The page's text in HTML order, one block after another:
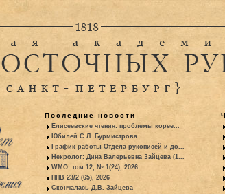
Последние новости
Елисеевские чтения: проблемы корее...
Юбилей С.Л. Бурмистрова
График работы Отдела рукописей и до...
Некролог: Дина Валерьевна Зайцева (1...
WMO: том 12, № 1(24), 2026
ППВ 23/2 (65), 2026
Скончалась Д.В. Зайцева